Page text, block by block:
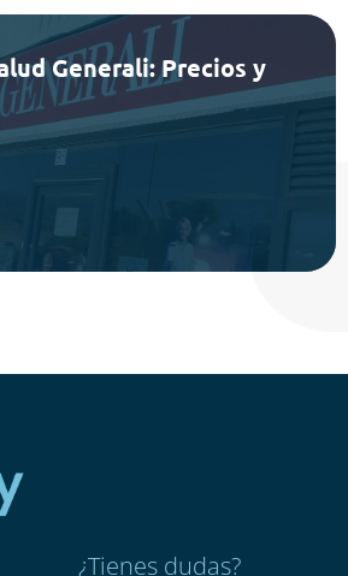
Generali: Precios y
¿Tienes dudas?